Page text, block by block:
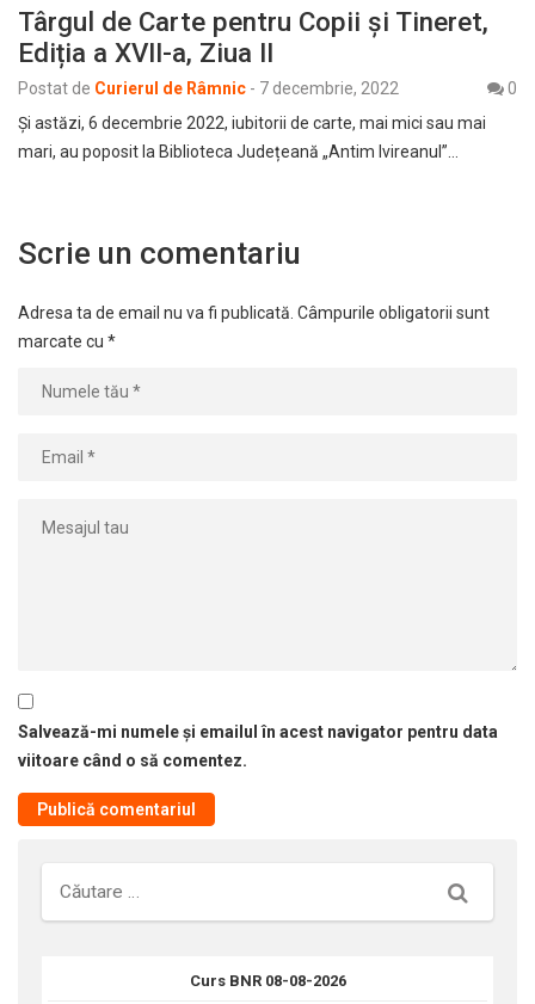
Târgul de Carte pentru Copii și Tineret,
Ediția a XVII-a, Ziua II
Postat de Curierul de Râmnic - 7 decembrie, 2022
0
Și astăzi, 6 decembrie 2022, iubitorii de carte, mai mici sau mai
mari, au poposit la Biblioteca Județeană „Antim Ivireanul”…
Scrie un comentariu
Adresa ta de email nu va fi publicată. Câmpurile obligatorii sunt
marcate cu *
Salvează-mi numele și emailul în acest navigator pentru data
viitoare când o să comentez.
Căutare
Curs BNR 08-08-2026